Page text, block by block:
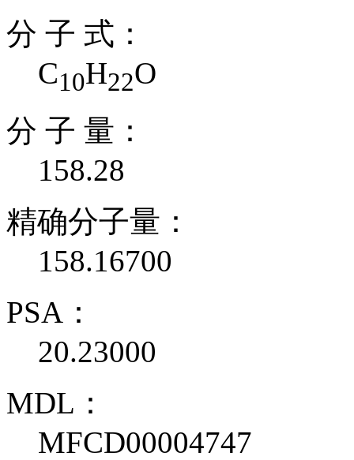
分 子 式：
C10H22O
分 子 量：
158.28
精确分子量：
158.16700
PSA：
20.23000
MDL：
MFCD00004747